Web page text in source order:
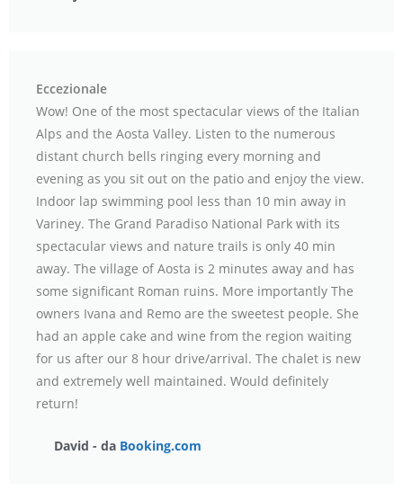
Eccezionale
Wow! One of the most spectacular views of the Italian
Alps and the Aosta Valley. Listen to the numerous
distant church bells ringing every morning and
evening as you sit out on the patio and enjoy the view.
Indoor lap swimming pool less than 10 min away in
Variney. The Grand Paradiso National Park with its
spectacular views and nature trails is only 40 min
away. The village of Aosta is 2 minutes away and has
some significant Roman ruins. More importantly The
owners Ivana and Remo are the sweetest people. She
had an apple cake and wine from the region waiting
for us after our 8 hour drive/arrival. The chalet is new
and extremely well maintained. Would definitely
return!
David - da Booking.com